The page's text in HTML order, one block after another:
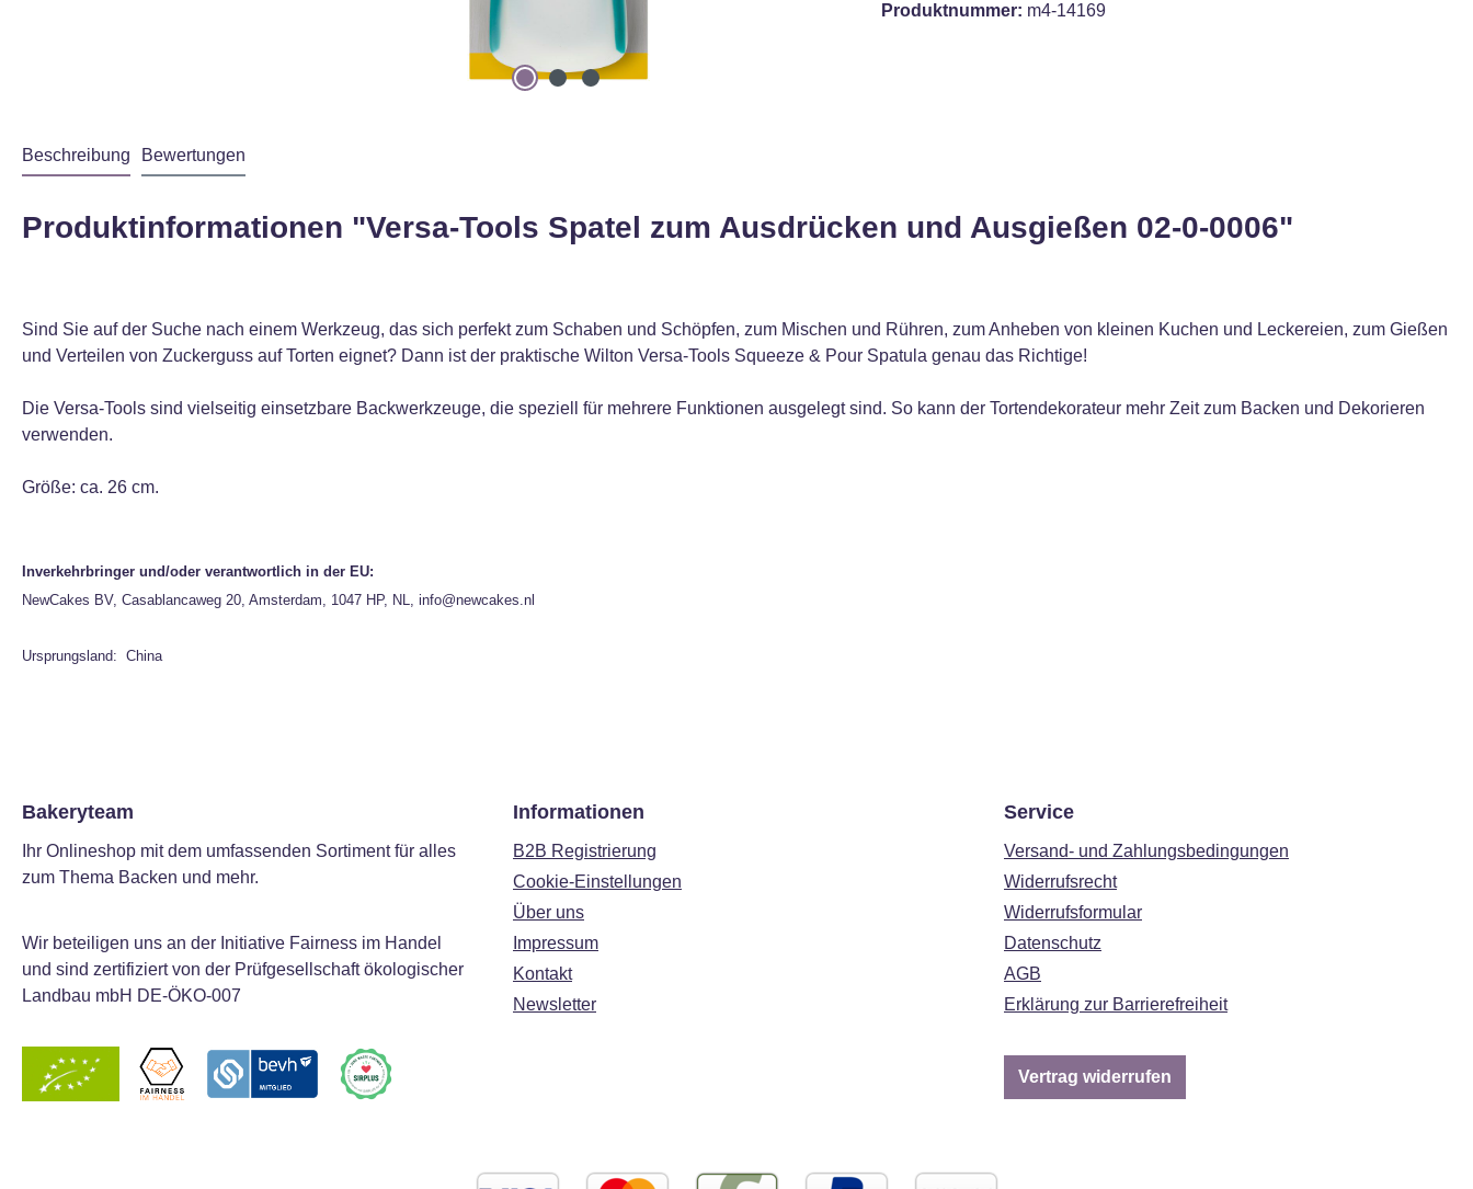
Produktnummer: m4-14169
Beschreibung Bewertungen
Produktinformationen "Versa-Tools Spatel zum Ausdrücken und Ausgießen 02-0-0006"
Sind Sie auf der Suche nach einem Werkzeug, das sich perfekt zum Schaben und Schöpfen, zum Mischen und Rühren, zum Anheben von kleinen Kuchen und Leckereien, zum Gießen
und Verteilen von Zuckerguss auf Torten eignet? Dann ist der praktische Wilton Versa-Tools Squeeze & Pour Spatula genau das Richtige!
Die Versa-Tools sind vielseitig einsetzbare Backwerkzeuge, die speziell für mehrere Funktionen ausgelegt sind. So kann der Tortendekorateur mehr Zeit zum Backen und Dekorieren
verwenden.
Größe: ca. 26 cm.
Inverkehrbringer und/oder verantwortlich in der EU:
NewCakes BV, Casablancaweg 20, Amsterdam, 1047 HP, NL, info@newcakes.nl
Ursprungsland: China
Bakeryteam
Ihr Onlineshop mit dem umfassenden Sortiment für alles
zum Thema Backen und mehr.
Wir beteiligen uns an der Initiative Fairness im Handel
und sind zertifiziert von der Prüfgesellschaft ökologischer
Landbau mbH DE-ÖKO-007
Informationen
B2B Registrierung
Cookie-Einstellungen
Über uns
Impressum
Kontakt
Newsletter
Service
Versand- und Zahlungsbedingungen
Widerrufsrecht
Widerrufsformular
Datenschutz
AGB
Erklärung zur Barrierefreiheit
Vertrag widerrufen